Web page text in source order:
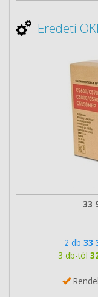
Eredeti
33
2 db 33
3 db-tól